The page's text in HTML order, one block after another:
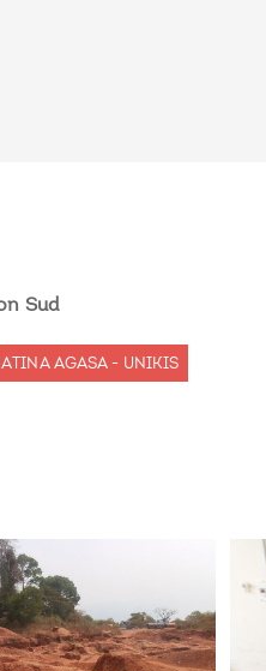
Sud
AGASA - UNIKIS